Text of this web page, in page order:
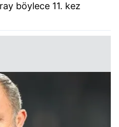
böylece 11. kez